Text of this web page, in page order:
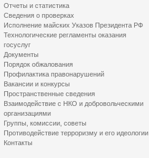
Отчеты и статистика
Сведения о проверках
Исполнение майских Указов Президента РФ
Технологические регламенты оказания
госуслуг
Документы
Порядок обжалования
Профилактика правонарушений
Вакансии и конкурсы
Пространственные сведения
Взаимодействие с НКО и добровольческими
организациями
Группы, комиссии, советы
Противодействие терроризму и его идеологии
Контакты